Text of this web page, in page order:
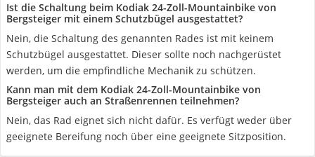
Ist die Schaltung beim Kodiak 24-Zoll-Mountainbike von
Bergsteiger mit einem Schutzbügel ausgestattet?
Nein, die Schaltung des genannten Rades ist mit keinem
Schutzbügel ausgestattet. Dieser sollte noch nachgerüstet
werden, um die empfindliche Mechanik zu schützen.
Kann man mit dem Kodiak 24-Zoll-Mountainbike von
Bergsteiger auch an Straßenrennen teilnehmen?
Nein, das Rad eignet sich nicht dafür. Es verfügt weder über
geeignete Bereifung noch über eine geeignete Sitzposition.